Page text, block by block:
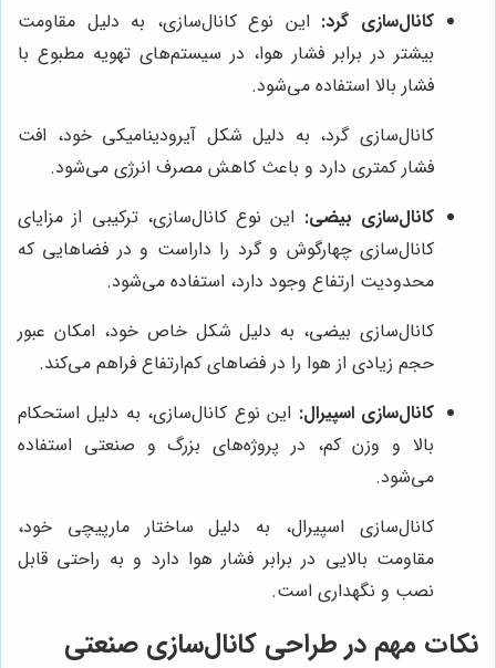
کانال‌سازی گرد: این نوع کانال‌سازی، به دلیل مقاومت
بیشتر در برابر فشار هوا، در سیستم‌های تهویه مطبوع با
فشار بالا استفاده می‌شود.
کانال‌سازی گرد، به دلیل شکل آیرودینامیکی خود، افت
فشار کمتری دارد و باعث کاهش مصرف انرژی می‌شود.
کانال‌سازی بیضی: این نوع کانال‌سازی، ترکیبی از مزایای
کانال‌سازی چهارگوش و گرد را داراست و در فضاهایی که
محدودیت ارتفاع وجود دارد، استفاده می‌شود.
کانال‌سازی بیضی، به دلیل شکل خاص خود، امکان عبور
حجم زیادی از هوا را در فضاهای کم‌ارتفاع فراهم می‌کند.
کانال‌سازی اسپیرال: این نوع کانال‌سازی، به دلیل استحکام
بالا و وزن کم، در پروژه‌های بزرگ و صنعتی استفاده
می‌شود.
کانال‌سازی اسپیرال، به دلیل ساختار مارپیچی خود،
مقاومت بالایی در برابر فشار هوا دارد و به راحتی قابل
نصب و نگهداری است.
نکات مهم در طراحی کانال‌سازی صنعتی